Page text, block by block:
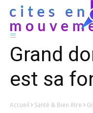
Grand
est sa
Accueil Santé & Bien être